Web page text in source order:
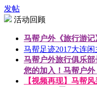
发帖
活动回顾
马帮户外《旅行游
马帮足迹2017大连闲
马帮户外旅行俱乐
您的加入！ 马帮户外
【视频再现】马帮